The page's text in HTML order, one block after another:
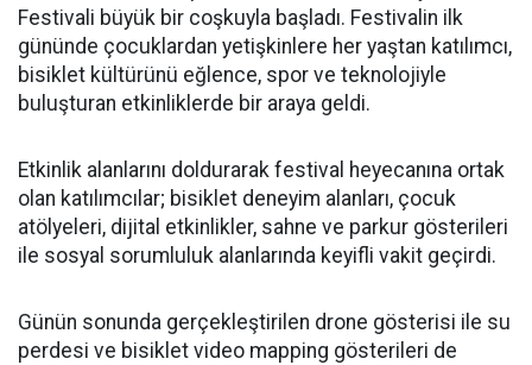
Festivali büyük bir coşkuyla başladı. Festivalin ilk
gününde çocuklardan yetişkinlere her yaştan katılımcı,
bisiklet kültürünü eğlence, spor ve teknolojiyle
buluşturan etkinliklerde bir araya geldi.
Etkinlik alanlarını doldurarak festival heyecanına ortak
olan katılımcılar; bisiklet deneyim alanları, çocuk
atölyeleri, dijital etkinlikler, sahne ve parkur gösterileri
ile sosyal sorumluluk alanlarında keyifli vakit geçirdi.
Günün sonunda gerçekleştirilen drone gösterisi ile su
perdesi ve bisiklet video mapping gösterileri de